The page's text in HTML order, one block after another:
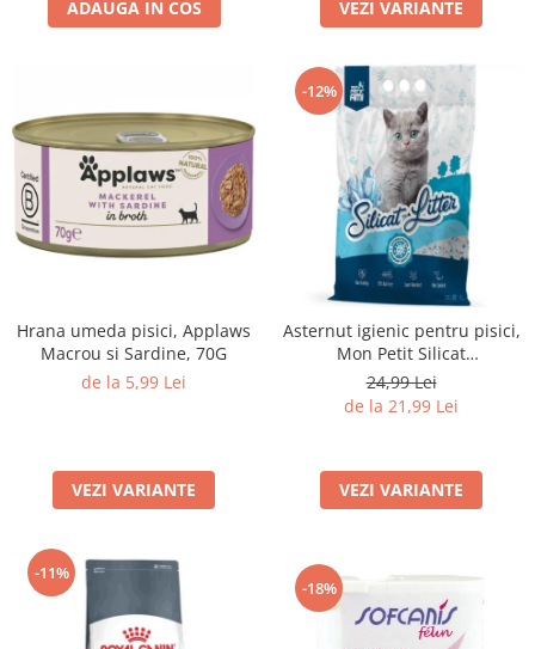
Pasari
Hrana pasari
Rozatoare
Igiena rozatoare
Hrana Rozatoare
Reptile
Igiena reptile
Decoruri terarii
Incalzitoare si pompe terarii
Suplimente vitamino minerale
reptile
Iazuri
Igiena Iazuri
Conditioner apa iaz
ADAUGA IN COS VEZI VARIANTE
Hrana umeda pisici, Applaws
Macrou si Sardine, 70G
de la 5,99 Lei
VEZI VARIANTE
-12%
Asternut igienic pentru pisici,
Mon Petit Silicat
Antibacterian, 3.8L
24,99 Lei
de la 21,99 Lei
VEZI VARIANTE
-11%
-18%